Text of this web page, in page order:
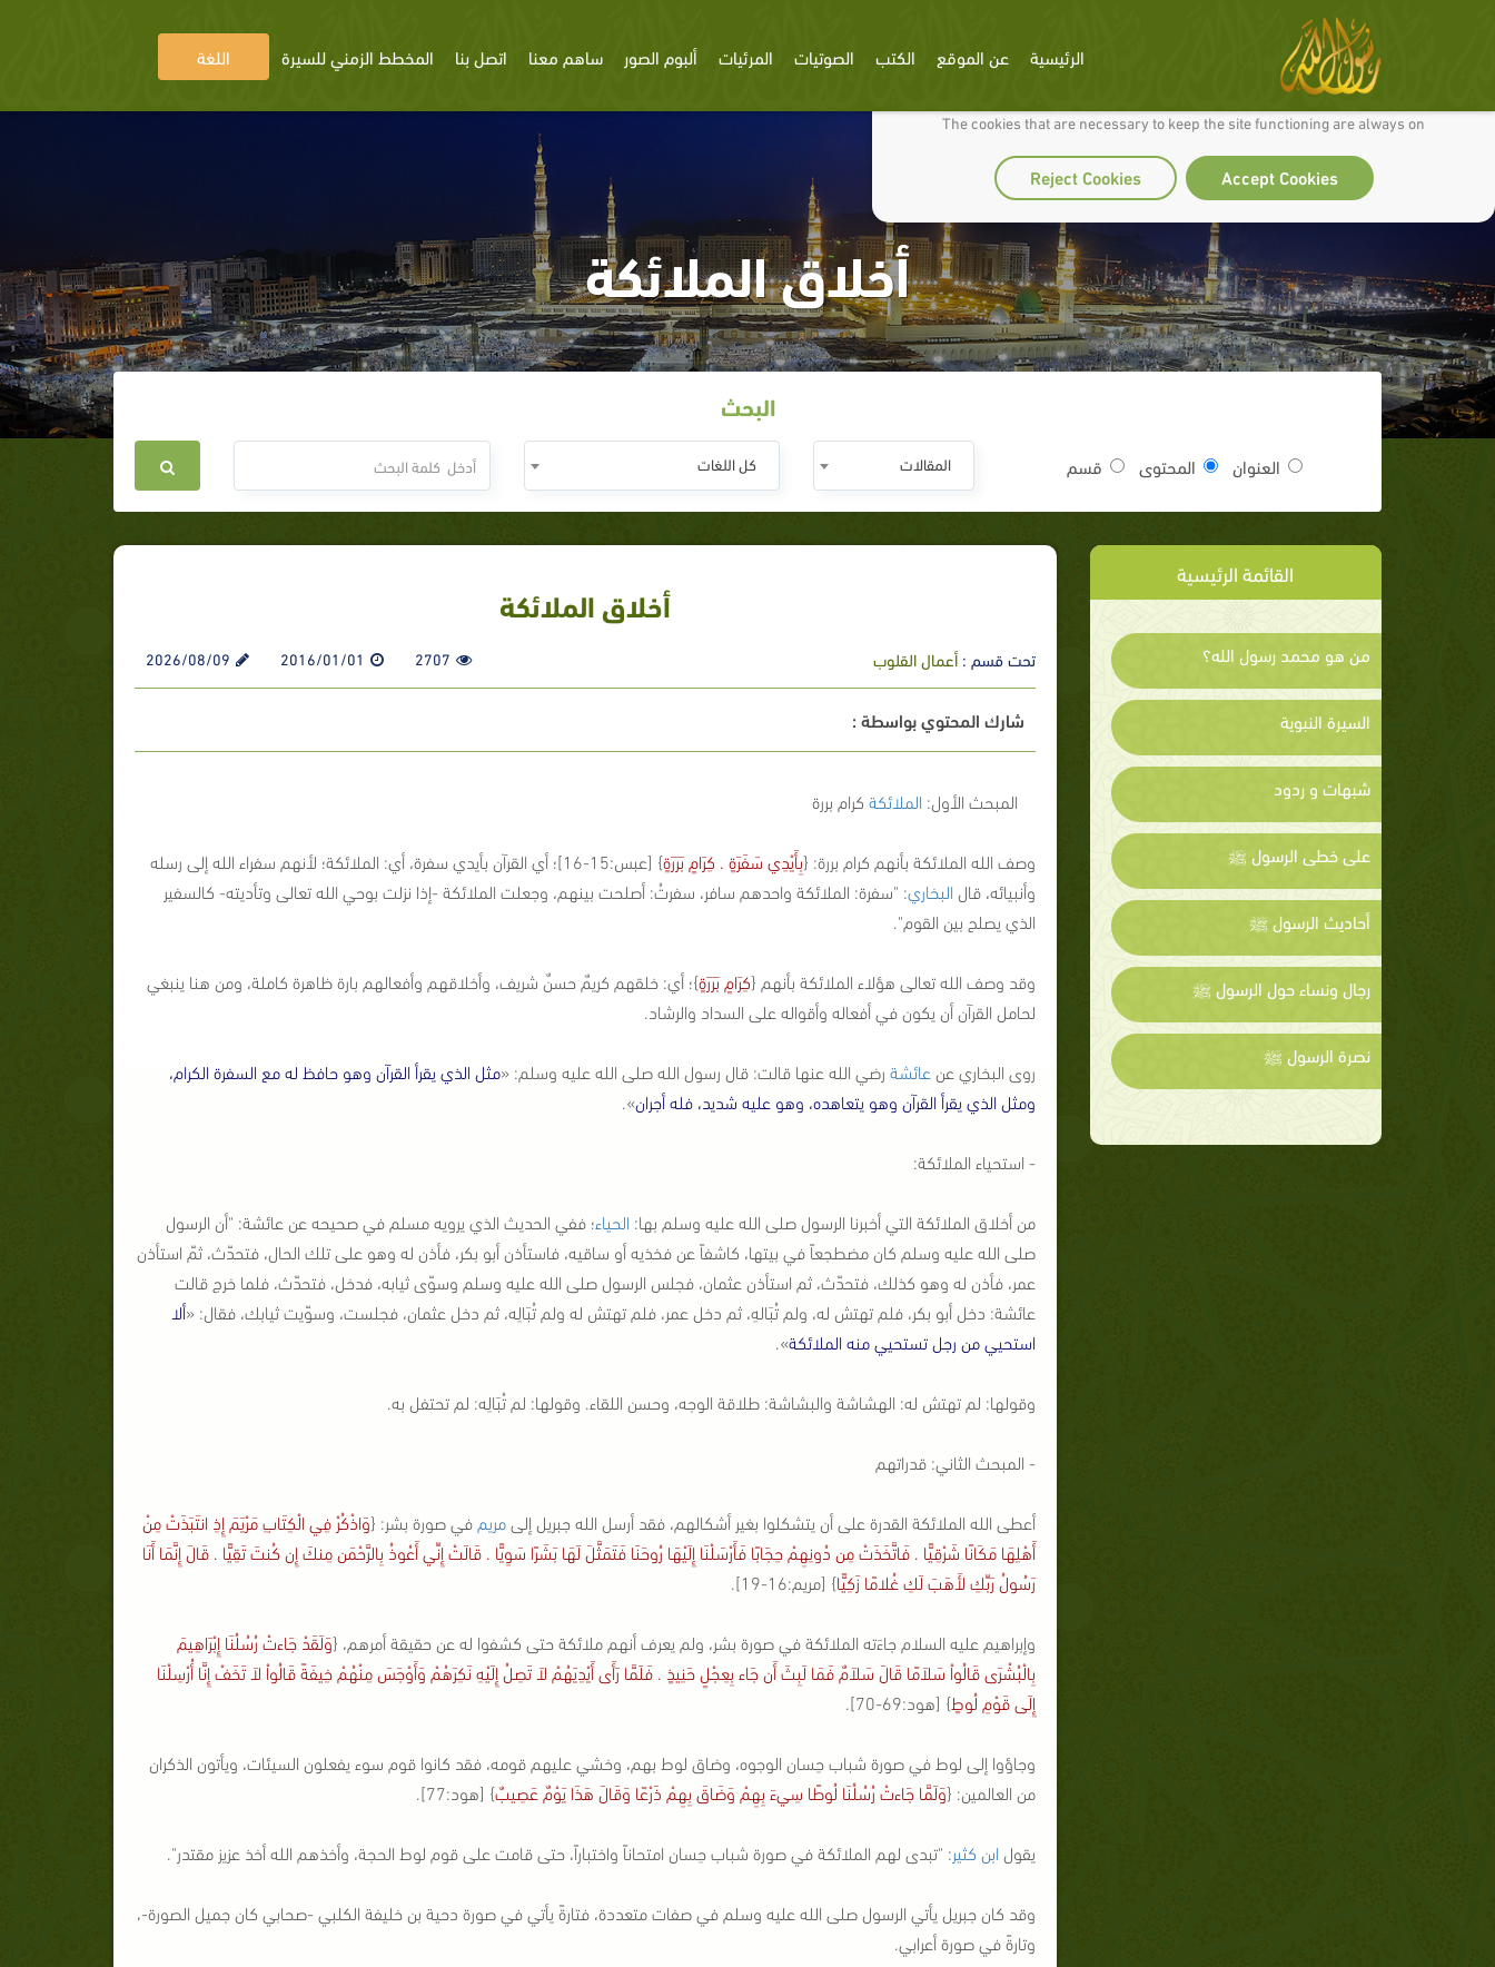
We use cookies to make our site work well for you and so we can continually improve it.
The cookies that are necessary to keep the site functioning are always on
Accept Cookies
Reject Cookies
الرئيسية عن الموقع الكتب الصوتيات المرئيات ألبوم الصور ساهم معنا اتصل بنا المخطط الزمني للسيرة اللغة
أخلاق الملائكة
البحث
العنوان المحتوى قسم المقالات كل اللغات
القائمة الرئيسية
من هو محمد رسول الله؟
السيرة النبوية
شبهات و ردود
على خطى الرسول ﷺ
أحاديث الرسول ﷺ
رجال ونساء حول الرسول ﷺ
نصرة الرسول ﷺ
أخلاق الملائكة
تحت قسم :أعمال القلوب 2707
2016/01/01
2026/08/09
شارك المحتوي بواسطة :
المبحث الأول: الملائكة كرام بررة
وصف الله الملائكة بأنهم كرام بررة: {بِأَيْدِي سَفَرَةٍ . كِرَامٍ بَرَرَةٍ
} [عبس:15-16]؛ أي القرآن بأيدي سفرة، أي: الملائكة؛ لأنهم سفراء الله إلى رسله
وأنبيائه، قال البخاري: "سفرة: الملائكة واحدهم سافر، سفرتُ: أصلحت بينهم، وجعلت الملائكة -إذا نزلت بوحي الله تعالى وتأديته- كالسفير
الذي يصلح بين القوم".
وقد وصف الله تعالى هؤلاء الملائكة بأنهم {كِرَامٍ بَرَرَةٍ}؛ أي: خلقهم كريمٌ حسنٌ شريف، وأخلاقهم وأفعالهم بارة ظاهرة كاملة، ومن هنا ينبغي
لحامل القرآن أن يكون في أفعاله وأقواله على السداد والرشاد.
روى البخاري عن عائشة رضي الله عنها قالت: قال رسول الله صلى الله عليه وسلم: «مثل الذي يقرأ القرآن وهو حافظ له مع السفرة الكرام،
ومثل الذي يقرأ القرآن وهو يتعاهده، وهو عليه شديد، فله أجران».
- استحياء الملائكة:
من أخلاق الملائكة التي أخبرنا الرسول صلى الله عليه وسلم بها: الحياء؛ ففي الحديث الذي يرويه مسلم في صحيحه عن عائشة: "أن الرسول
صلى الله عليه وسلم كان مضطجعاً في بيتها، كاشفاً عن فخذيه أو ساقيه، فاستأذن أبو بكر، فأذن له وهو على تلك الحال، فتحدّث، ثمّ استأذن
عمر، فأذن له وهو كذلك، فتحدّث، ثم استأذن عثمان، فجلس الرسول صلى الله عليه وسلم وسوّى ثيابه، فدخل، فتحدّث، فلما خرج قالت
عائشة: دخل أبو بكر، فلم تهتش له، ولم تُبَالهِ، ثم دخل عمر، فلم تهتش له ولم تُبَالِه، ثم دخل عثمان، فجلست، وسوّيت ثيابك، فقال: «ألا
استحيي من رجل تستحيي منه الملائكة».
وقولها: لم تهتش له: الهشاشة والبشاشة: طلاقة الوجه، وحسن اللقاء. وقولها: لم تُبَالِه: لم تحتفل به.
- المبحث الثاني: قدراتهم
أعطى الله الملائكة القدرة على أن يتشكلوا بغير أشكالهم، فقد أرسل الله جبريل إلىمريم في صورة بشر: {وَاذْكُرْ فِي الْكِتَابِ مَرْيَمَ إِذِ انتَبَذَتْ مِنْ
أَهْلِهَا مَكَانًا شَرْقِيًّا . فَاتَّخَذَتْ مِن دُونِهِمْ حِجَابًا فَأَرْسَلْنَا إِلَيْهَا رُوحَنَا فَتَمَثَّلَ لَهَا بَشَرًا سَوِيًّا . قَالَتْ إِنِّي أَعُوذُ بِالرَّحْمَن مِنكَ إِن كُنتَ تَقِيًّا . قَالَ إِنَّمَا أَنَا
رَسُولُ رَبِّكِ لأَهَبَ لَكِ غُلامًا زَكِيًّا} [مريم:16-19].
وإبراهيم عليه السلام جاءَته الملائكة في صورة بشر، ولم يعرف أنهم ملائكة حتى كشفوا له عن حقيقة أمرهم، {وَلَقَدْ جَاءتْ رُسُلُنَا إِبْرَاهِيمَ
بِالْبُشْرَى قَالُواْ سَلاَمًا قَالَ سَلاَمٌ فَمَا لَبِثَ أَن جَاء بِعِجْلٍ حَنِيذٍ . فَلَمَّا رَأَى أَيْدِيَهُمْ لاَ تَصِلُ إِلَيْهِ نَكِرَهُمْ وَأَوْجَسَ مِنْهُمْ خِيفَةً قَالُواْ لاَ تَخَفْ إِنَّا أُرْسِلْنَا
إِلَى قَوْمِ لُوطٍ} [هود:69-70].
وجاؤوا إلى لوط في صورة شباب حِسان الوجوه، وضاق لوط بهم، وخشي عليهم قومه، فقد كانوا قوم سوء يفعلون السيئات، ويأتون الذكران
من العالمين: {وَلَمَّا جَاءتْ رُسُلُنَا لُوطًا سِيءَ بِهِمْ وَضَاقَ بِهِمْ ذَرْعًا وَقَالَ هَذَا يَوْمٌ عَصِيبٌ} [هود:77].
يقول ابن كثير: "تبدى لهم الملائكة في صورة شباب حِسان امتحاناً واختباراً، حتى قامت على قوم لوط الحجة، وأخذهم الله أخذ عزيز مقتدر".
وقد كان جبريل يأتي الرسول صلى الله عليه وسلم في صفات متعددة، فتارةً يأتي في صورة دحية بن خليفة الكلبي -صحابي كان جميل الصورة-،
وتارةً في صورة أعرابي.